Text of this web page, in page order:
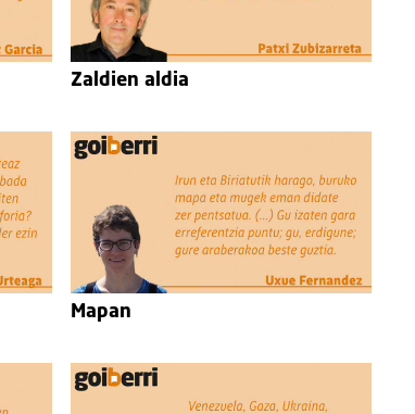
Zaldien aldia
Mapan